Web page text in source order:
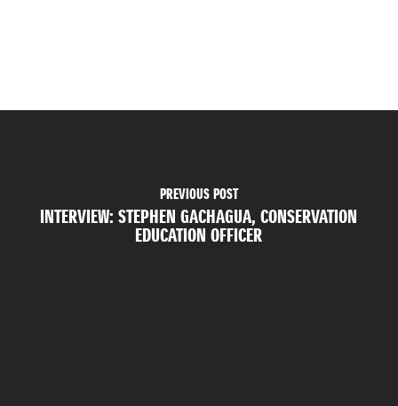
PREVIOUS POST
INTERVIEW: STEPHEN GACHAGUA, CONSERVATION
EDUCATION OFFICER